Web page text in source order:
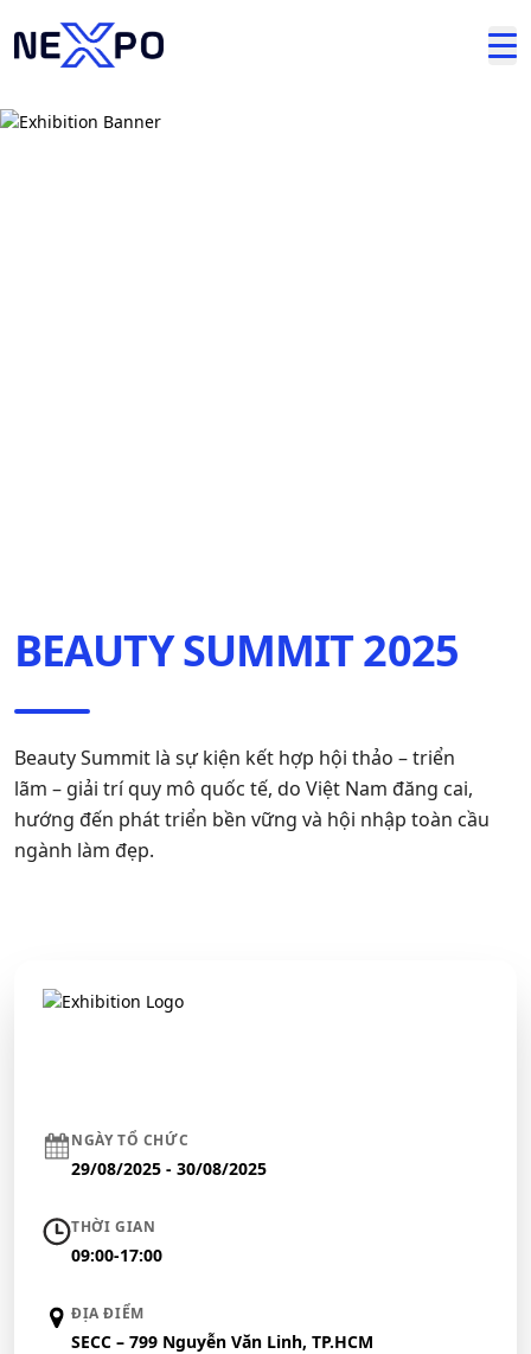
BEAUTY SUMMIT 2025
Beauty Summit là sự kiện kết hợp hội thảo – triển
lãm – giải trí quy mô quốc tế, do Việt Nam đăng cai,
hướng đến phát triển bền vững và hội nhập toàn cầu
ngành làm đẹp.
NGÀY TỔ CHỨC
29/08/2025 - 30/08/2025
THỜI GIAN
09:00-17:00
ĐỊA ĐIỂM
SECC – 799 Nguyễn Văn Linh, TP.HCM